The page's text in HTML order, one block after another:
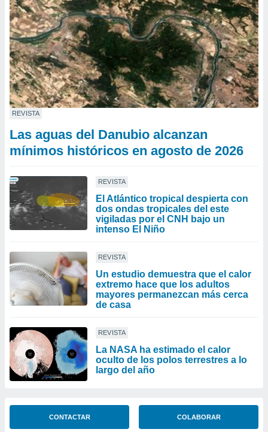
REVISTA
Las aguas del Danubio alcanzan
mínimos históricos en agosto de 2026
REVISTA
El Atlántico tropical despierta con
dos ondas tropicales del este
vigiladas por el CNH bajo un
intenso El Niño
REVISTA
Un estudio demuestra que el calor
extremo hace que los adultos
mayores permanezcan más cerca
de casa
REVISTA
La NASA ha estimado el calor
oculto de los polos terrestres a lo
largo del año
CONTACTAR COLABORAR